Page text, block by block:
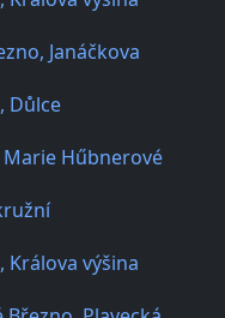
Janáčkova
Důlce
Marie Hűbnerové
Králova výšina